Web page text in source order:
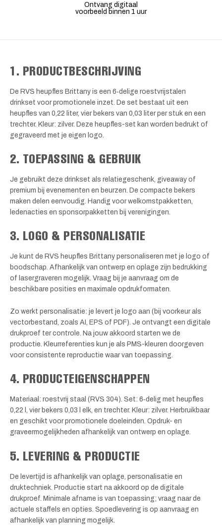
Ontvang digitaal
voorbeeld binnen 1 uur
1. PRODUCTBESCHRIJVING
De RVS heupfles Brittany is een 6‑delige roestvrijstalen
drinkset voor promotionele inzet. De set bestaat uit een
heupfles van 0,22 liter, vier bekers van 0,03 liter per stuk en een
trechter. Kleur: zilver. Deze heupfles-set kan worden bedrukt of
gegraveerd met je eigen logo.
2. TOEPASSING & GEBRUIK
Je gebruikt deze drinkset als relatiegeschenk, giveaway of
premium bij evenementen en beurzen. De compacte bekers
maken delen eenvoudig. Handig voor welkomstpakketten,
ledenacties en sponsorpakketten bij verenigingen.
3. LOGO & PERSONALISATIE
Je kunt de RVS heupfles Brittany personaliseren met je logo of
boodschap. Afhankelijk van ontwerp en oplage zijn bedrukking
of lasergraveren mogelijk. Vraag bij je aanvraag om de
beschikbare posities en maximale opdrukformaten.
Zo werkt personalisatie: je levert je logo aan (bij voorkeur als
vectorbestand, zoals AI, EPS of PDF). Je ontvangt een digitale
drukproef ter controle. Na jouw akkoord starten we de
productie. Kleurreferenties kun je als PMS-kleuren doorgeven
voor consistente reproductie waar van toepassing.
4. PRODUCTEIGENSCHAPPEN
Materiaal: roestvrij staal (RVS 304). Set: 6‑delig met heupfles
0,22 l, vier bekers 0,03 l elk, en trechter. Kleur: zilver. Herbruikbaar
en geschikt voor promotionele doeleinden. Opdruk- en
graveermogelijkheden afhankelijk van ontwerp en oplage.
5. LEVERING & PRODUCTIE
De levertijd is afhankelijk van oplage, personalisatie en
druktechniek. Productie start na akkoord op de digitale
drukproef. Minimale afname is van toepassing; vraag naar de
actuele staffels en opties. Spoedlevering is op aanvraag en
afhankelijk van planning mogelijk.